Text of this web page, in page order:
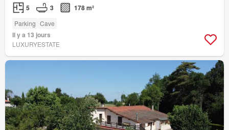
5 3 178 m²
Parking Cave
Il y a 13 jours
LUXURYESTATE